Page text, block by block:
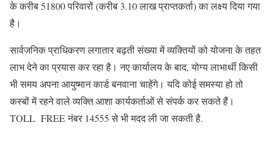
के करीब 51800 परिवारों (करीब 3.10 लाख प्राप्तकर्ता) का लक्ष्य दिया गया
है।
सार्वजनिक प्राधिकरण लगातार बढ़ती संख्या में व्यक्तियों को योजना के तहत
लाभ देने का प्रयास कर रहा है। नए कार्यालय के बाद, योग्य लाभार्थी किसी
भी समय अपना आयुष्मान कार्ड बनवाना चाहेंगे। यदि कोई समस्या हो तो
कस्बों में रहने वाले व्यक्ति आशा कार्यकर्ताओं से संपर्क कर सकते हैं।
TOLL FREE नंबर 14555 से भी मदद ली जा सकती है.